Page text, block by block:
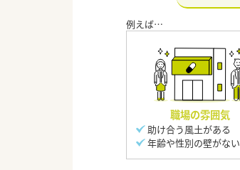
職場の雰囲気
助け合う風土がある
年齢や性別の壁がない